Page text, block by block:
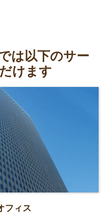
は以下のサー
けます
フィス